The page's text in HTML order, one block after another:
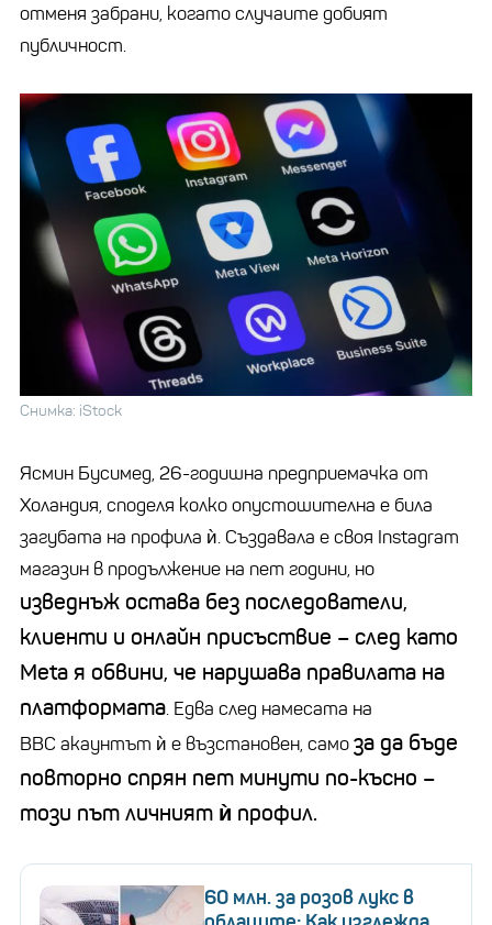
отменя забрани, когато случаите добият
публичност.
Снимка: iStock
Ясмин Бусимед, 26-годишна предприемачка от
Холандия, споделя колко опустошителна е била
загубата на профила ѝ. Създавала е своя Instagram
магазин в продължение на пет години, но
изведнъж остава без последователи,
клиенти и онлайн присъствие – след като
Meta я обвини, че нарушава правилата на
платформата. Едва след намесата на
BBC акаунтът ѝ е възстановен, самоза да бъде
повторно спрян пет минути по-късно –
този път личният ѝ профил.
60 млн. за розов лукс в